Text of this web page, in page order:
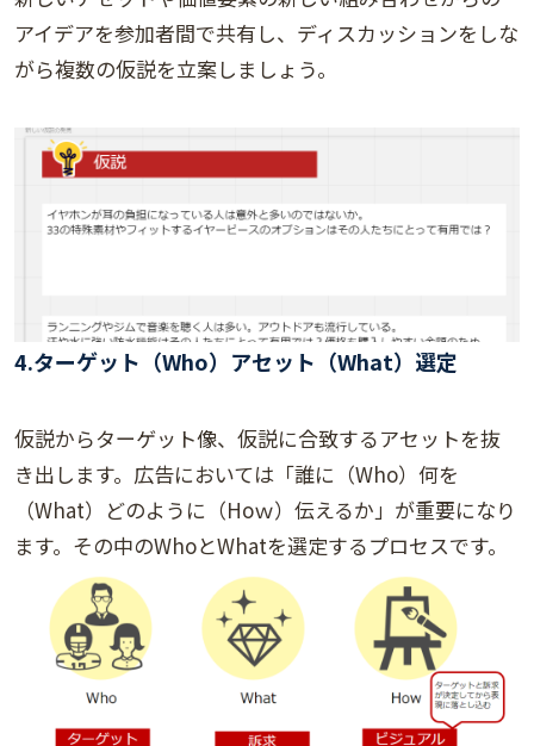
アイデアを参加者間で共有し、ディスカッションをしな
がら複数の仮説を立案しましょう。
4.ターゲット（Who）アセット（What）選定
仮説からターゲット像、仮説に合致するアセットを抜
き出します。広告においては「誰に（Who）何を
（What）どのように（Hoｗ）伝えるか」が重要になり
ます。その中のWhoとWhatを選定するプロセスです。